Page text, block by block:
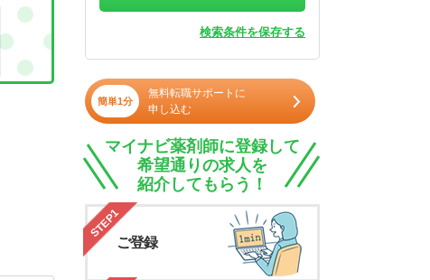
検索条件を保存する
簡単1分
無料転職サポートに
申し込む
マイナビ薬剤師に登録して
希望通りの求人を
紹介してもらう！
STEP1
ご登録